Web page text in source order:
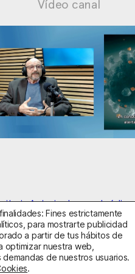
Vídeo canal
Autorizado con el código
Política de Cookies
932263020 y918299392.
Fines estrictamente
para mostrarte publicidad
a partir de tus hábitos de
optimizar nuestra web,
de nuestros usuarios.
.